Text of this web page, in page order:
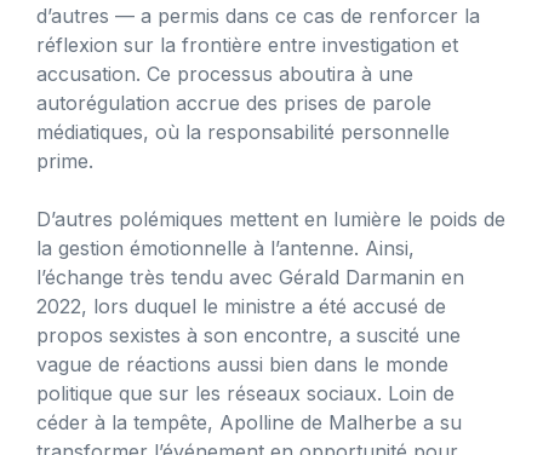
d’autres — a permis dans ce cas de renforcer la
réflexion sur la frontière entre investigation et
accusation. Ce processus aboutira à une
autorégulation accrue des prises de parole
médiatiques, où la responsabilité personnelle
prime.
D’autres polémiques mettent en lumière le poids de
la gestion émotionnelle à l’antenne. Ainsi,
l’échange très tendu avec Gérald Darmanin en
2022, lors duquel le ministre a été accusé de
propos sexistes à son encontre, a suscité une
vague de réactions aussi bien dans le monde
politique que sur les réseaux sociaux. Loin de
céder à la tempête, Apolline de Malherbe a su